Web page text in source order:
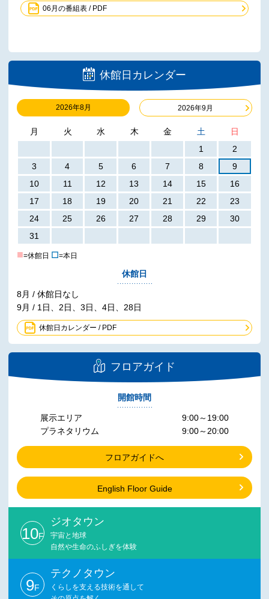
休館日カレンダー
2026年8月 2026年9月
月 火 水 木 金 土
日
1
2
3
4 5 6 7 8
9
10
11 12 13 14 15
16
17
18 19 20 21 22
23
24
25 26 27 28 29
30
31
■=休館日 ☐=本日
休館日
8月 / 休館日なし
9月 / 1日、2日、3日、4日、28日
休館日カレンダー / PDF
フロアガイド
開館時間
展示エリア
プラネタリウム
9:00～19:00
9:00～20:00
フロアガイドへ
English Floor Guide
10F
ジオタウン
宇宙と地球
自然や生命のふしぎを体験
9F
テクノタウン
くらしを支える技術を通して
06月の番組表 / PDF